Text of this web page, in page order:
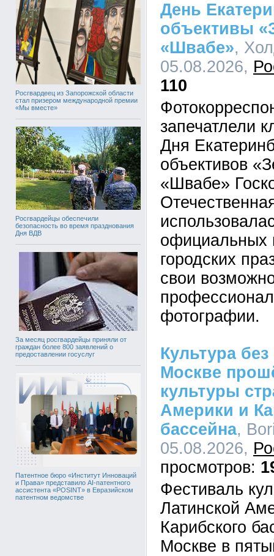
Росгвардеец из Запорожской области
стал призером международной премии
«Мы вместе»
Росгвардейцы обеспечили
безопасность во время празднования
Дня ВДВ
За месяц росгвардейцы приняли от
граждан более 800 заявлений о
предоставлении госуслуг
Патентное бюро «Институт Инноваций
и Права» представило AI-патентного
ассистента «POSINT» в Евразийском
патентном ведомстве
День
объективы
«Швабе»,
05.08.2026,
110
запечатлели
Дня
объективов
«Швабе»
официальных
городских
свои
фотографии.
Культура
Москве
культуры
Америки и
бассейна,
05.08.2026,
Фестиваль
Латинской
Карибского
Москве в